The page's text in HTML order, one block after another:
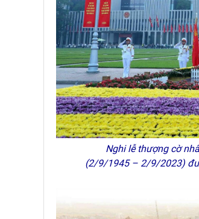
Nghi lễ thượng cờ
(2/9/1945 – 2/9/2023)